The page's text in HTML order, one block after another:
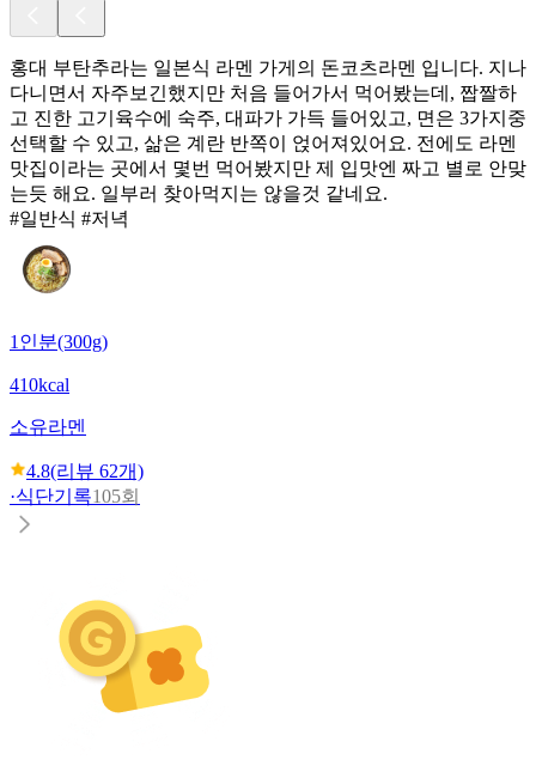
홍대 부탄추라는 일본식 라멘 가게의 돈코츠라멘 입니다. 지나
다니면서 자주보긴했지만 처음 들어가서 먹어봤는데, 짭짤하
고 진한 고기육수에 숙주, 대파가 가득 들어있고, 면은 3가지중
선택할 수 있고, 삶은 계란 반쪽이 얹어져있어요. 전에도 라멘
맛집이라는 곳에서 몇번 먹어봤지만 제 입맛엔 짜고 별로 안맞
는듯 해요. 일부러 찾아먹지는 않을것 같네요.
#일반식 #저녁
1인분(300g)
410kcal
소유라멘
4.8(리뷰 62개)
·식단기록105회